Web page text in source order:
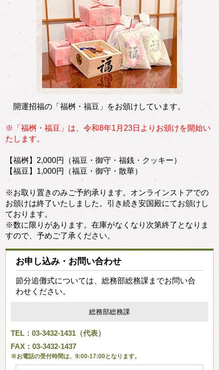
開運招福の「福桝・福豆」をお頒けしています。
※「福桝・福豆」は、令和8年1月23日よりお頒けを開始い
たします。
【福桝】2,000円（福豆・御守・福銭・クッキー）
【福豆】1,000円（福豆・御守・散華）
※お取り置きのみご予約承ります。オンラインストアでの
お頒けは終了いたしました。引き続き安国殿にてお頒けし
ております。
※数に限りがあります。在庫がなくなり次第終了となりま
すので、予めご了承ください。
お申し込み・お問い合わせ
節分追儺式については、総務部総務課までお問い合
わせください。
総務部総務課
TEL：03-3432-1431（代表）
FAX：03-3432-1437
※お電話の受付時間は、9:00-17:00となります。